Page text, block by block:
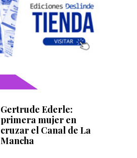
Gertrude Ederle:
primera mujer en
cruzar el Canal de La
Mancha